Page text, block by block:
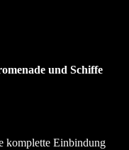
und Schiffe
komplette Einbindung